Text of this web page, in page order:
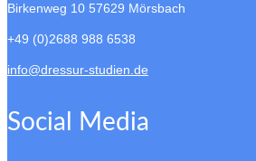
Birkenweg 10 57629 Mörsbach
+49 (0)2688 988 6538
info@dressur-studien.de
Social Media